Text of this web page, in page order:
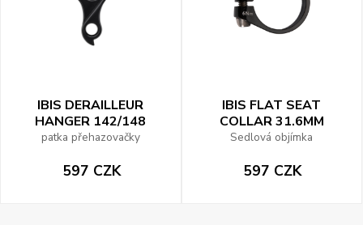
IBIS DERAILLEUR
HANGER 142/148
patka přehazovačky
597 CZK
IBIS FLAT SEAT
COLLAR 31.6MM
Sedlová objímka
597 CZK